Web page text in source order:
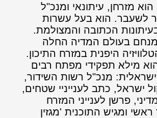
הוא מזרחן, עיתונאי ומנכ"ל
לשעבר. הוא בעל עשרות
בעיתונות הכתובה והמצולמת.
מנחם בעולם המדיה החלה
היפנית במזרח התיכון.
מילא תפקידי מפתח רבים
מנכ"ל רשות השידור,
ישראל, כתב לענייניי שטחים,
פרשן לענייני המזרח
ראשי ומגיש התוכנית 'מגזין